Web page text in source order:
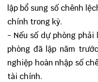
lập bổ sung số chênh
chính trong kỳ.
- Nếu số dự phòng phải
phòng đã lập năm
nghiệp hoàn nhập số
tài chính.